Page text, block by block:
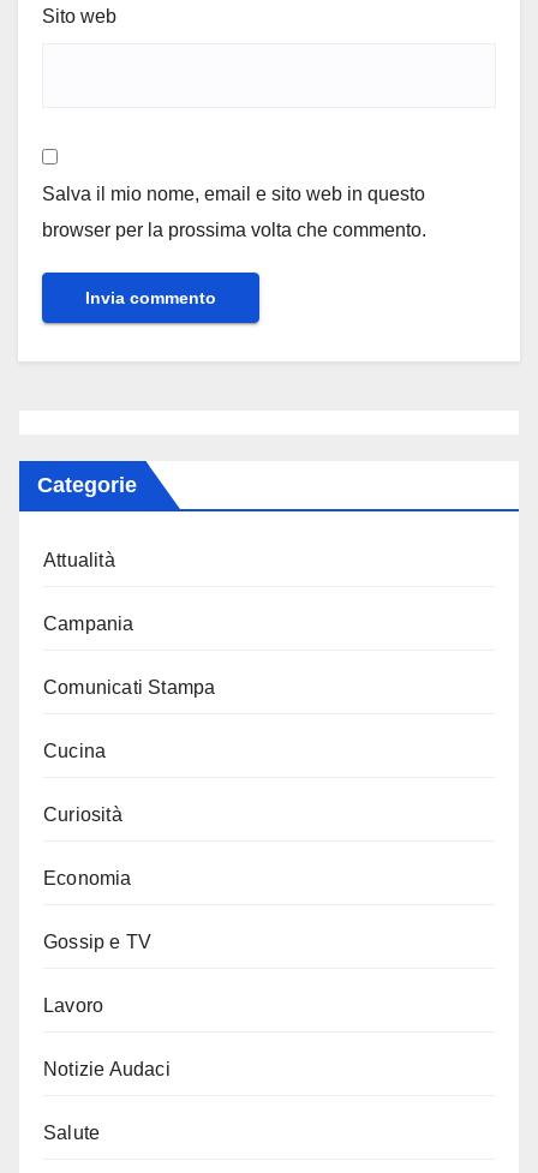
Sito web
Salva il mio nome, email e sito web in questo
browser per la prossima volta che commento.
Categorie
Attualità
Campania
Comunicati Stampa
Cucina
Curiosità
Economia
Gossip e TV
Lavoro
Notizie Audaci
Salute